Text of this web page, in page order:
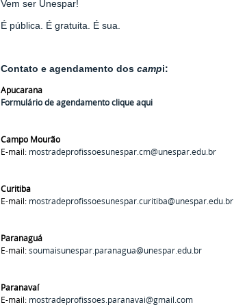
Vem ser Unespar!
É pública. É gratuita. É sua.
Contato e agendamento dos campi:
Apucarana
Formulário de agendamento clique aqui
Campo Mourão
E-mail: mostradeprofissoesunespar.cm@unespar.edu.br
Curitiba
E-mail: mostradeprofissoesunespar.curitiba@unespar.edu.br
Paranaguá
E-mail:soumaisunespar.paranagua@unespar.edu.br
Paranavaí
E-mail: mostradeprofissoes.paranavai@gmail.com